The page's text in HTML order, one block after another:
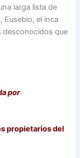
larga lista de
el inca
desconocidos que
por
propietarios del